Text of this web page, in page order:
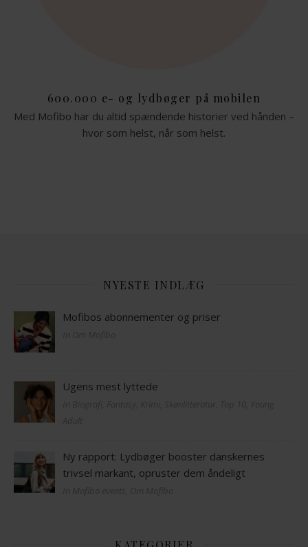
600.000 e- og lydbøger på mobilen
Med Mofibo har du altid spændende historier ved hånden –
hvor som helst, når som helst.
NYESTE INDLÆG
Mofibos abonnementer og priser
Ugens mest lyttede
Ny rapport: Lydbøger booster danskernes
trivsel markant, opruster dem åndeligt